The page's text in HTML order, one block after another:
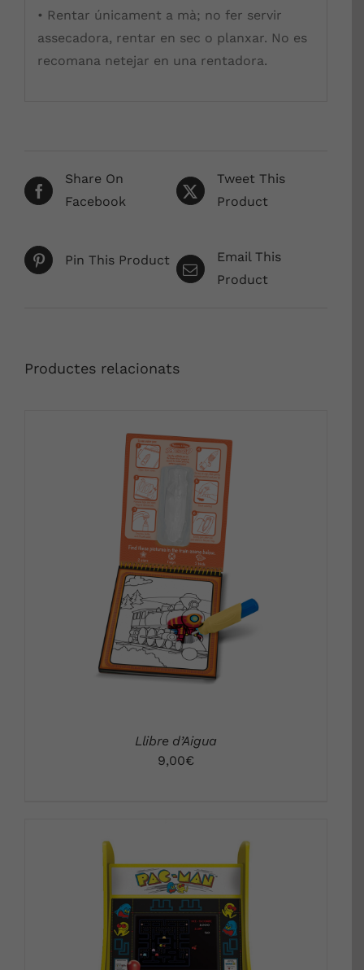
• Rentar únicament a mà; no fer servir
assecadora, rentar en sec o planxar. No es
recomana netejar en una rentadora.
Share On
Facebook
Tweet This
Product
Pin This Product
Email This
Product
Productes relacionats
DETALLS
Llibre d’Aigua
9,00€